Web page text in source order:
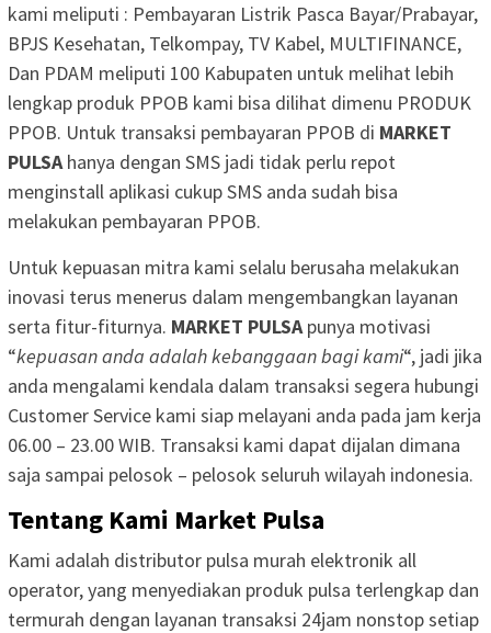
kami meliputi : Pembayaran Listrik Pasca Bayar/Prabayar,
BPJS Kesehatan, Telkompay, TV Kabel, MULTIFINANCE,
Dan PDAM meliputi 100 Kabupaten untuk melihat lebih
lengkap produk PPOB kami bisa dilihat dimenu PRODUK
PPOB. Untuk transaksi pembayaran PPOB di MARKET
PULSAhanya dengan SMS jadi tidak perlu repot
menginstall aplikasi cukup SMS anda sudah bisa
melakukan pembayaran PPOB.
Untuk kepuasan mitra kami selalu berusaha melakukan
inovasi terus menerus dalam mengembangkan layanan
serta fitur-fiturnya. MARKET PULSApunya motivasi
“kepuasan anda adalah kebanggaan bagi kami“, jadi jika
anda mengalami kendala dalam transaksi segera hubungi
Customer Service kami siap melayani anda pada jam kerja
06.00 – 23.00 WIB. Transaksi kami dapat dijalan dimana
saja sampai pelosok – pelosok seluruh wilayah indonesia.
Tentang Kami Market Pulsa
Kami adalah distributor pulsa murah elektronik all
operator, yang menyediakan produk pulsa terlengkap dan
termurah dengan layanan transaksi 24jam nonstop setiap